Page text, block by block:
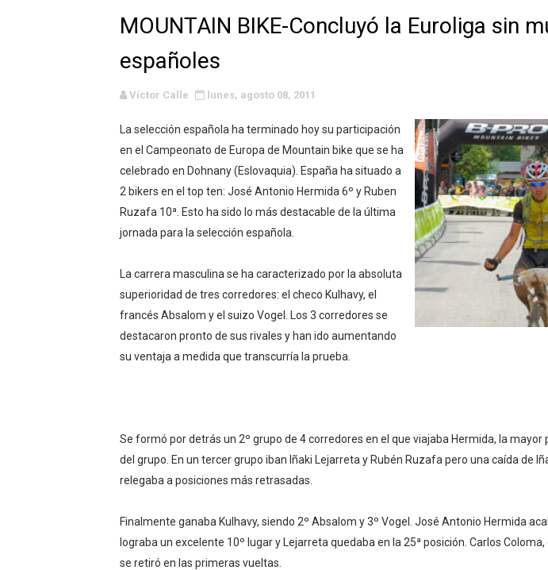
Canadian Football League 2026 - Week 10
EFA y AFLE 2026 - Regular season
Grandes éxitos por fin para Chelsea Green, Chad Gable y
Campeonato de Europa de MTB 2026 (Monteceneri,
Campeonato de Europa de remo 2026 (Varese, Italia) -
Mundial de lacrosse femenino 2026 (Tokio, Japón) -
Máxima celebración en el último Impact! con Jason Hotch
Mundial de esgrima 2026 (Hong Kong) - La delegación
Raquel Rodriguez es la nueva monarca Intercontinental,
Athletes Unlimited Softball League 2026 - Las Utah Talons
Mundial de piragüismo slalom 2026 (Oklahoma City,
Tour de Francia masculino 2026 - Tadej Pogacar entra
Mundial de Fórmula 1 2026 - Lando Norris consigue en
MOUNTAIN BIKE-Concluyó la Euroliga sin
españoles
Víctor Calle lunes, agosto 08, 2011
La selección española ha terminado hoy su participación
en el Campeonato de Europa de Mountain bike que se ha
celebrado en Dohnany (Eslovaquia). España ha situado a
2 bikers en el top ten: José Antonio Hermida 6º y Ruben
Ruzafa 10ª. Esto ha sido lo más destacable de la última
jornada para la selección española.
La carrera masculina se ha caracterizado por la absoluta
superioridad de tres corredores: el checo Kulhavy, el
francés Absalom y el suizo Vogel. Los 3 corredores se
destacaron pronto de sus rivales y han ido aumentando
su ventaja a medida que transcurría la prueba.
Se formó por detrás un 2º grupo de 4 corredores en el que viajaba Hermida, la mayor
del grupo. En un tercer grupo iban Iñaki Lejarreta y Rubén Ruzafa pero una caída de
relegaba a posiciones más retrasadas.
Finalmente ganaba Kulhavy, siendo 2º Absalom y 3º Vogel. José Antonio Hermida
lograba un excelente 10º lugar y Lejarreta quedaba en la 25ª posición. Carlos
se retiró en las primeras vueltas.